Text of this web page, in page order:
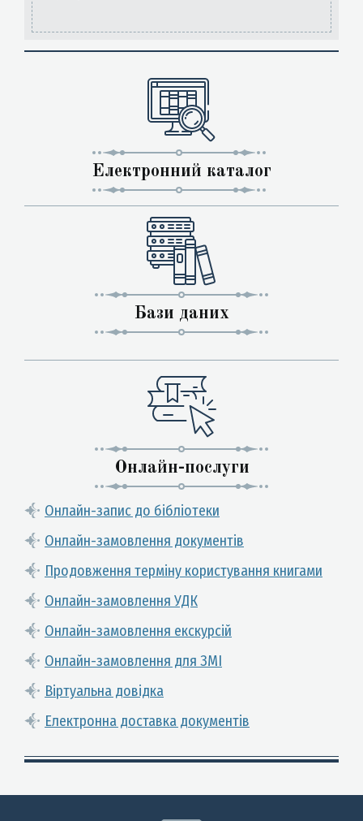
Електронний каталог
Бази даних
Онлайн-послуги
Онлайн-запис до бібліотеки
Онлайн-замовлення документів
Продовження терміну користування книгами
Онлайн-замовлення УДК
Онлайн-замовлення екскурсій
Онлайн-замовлення для ЗМІ
Віртуальна довідка
Електронна доставка документів